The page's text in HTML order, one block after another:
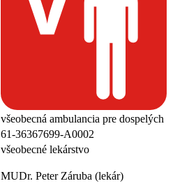
všeobecná ambulancia pre dospelých
61-36367699-A0002
všeobecné lekárstvo
MUDr. Peter Záruba (lekár)